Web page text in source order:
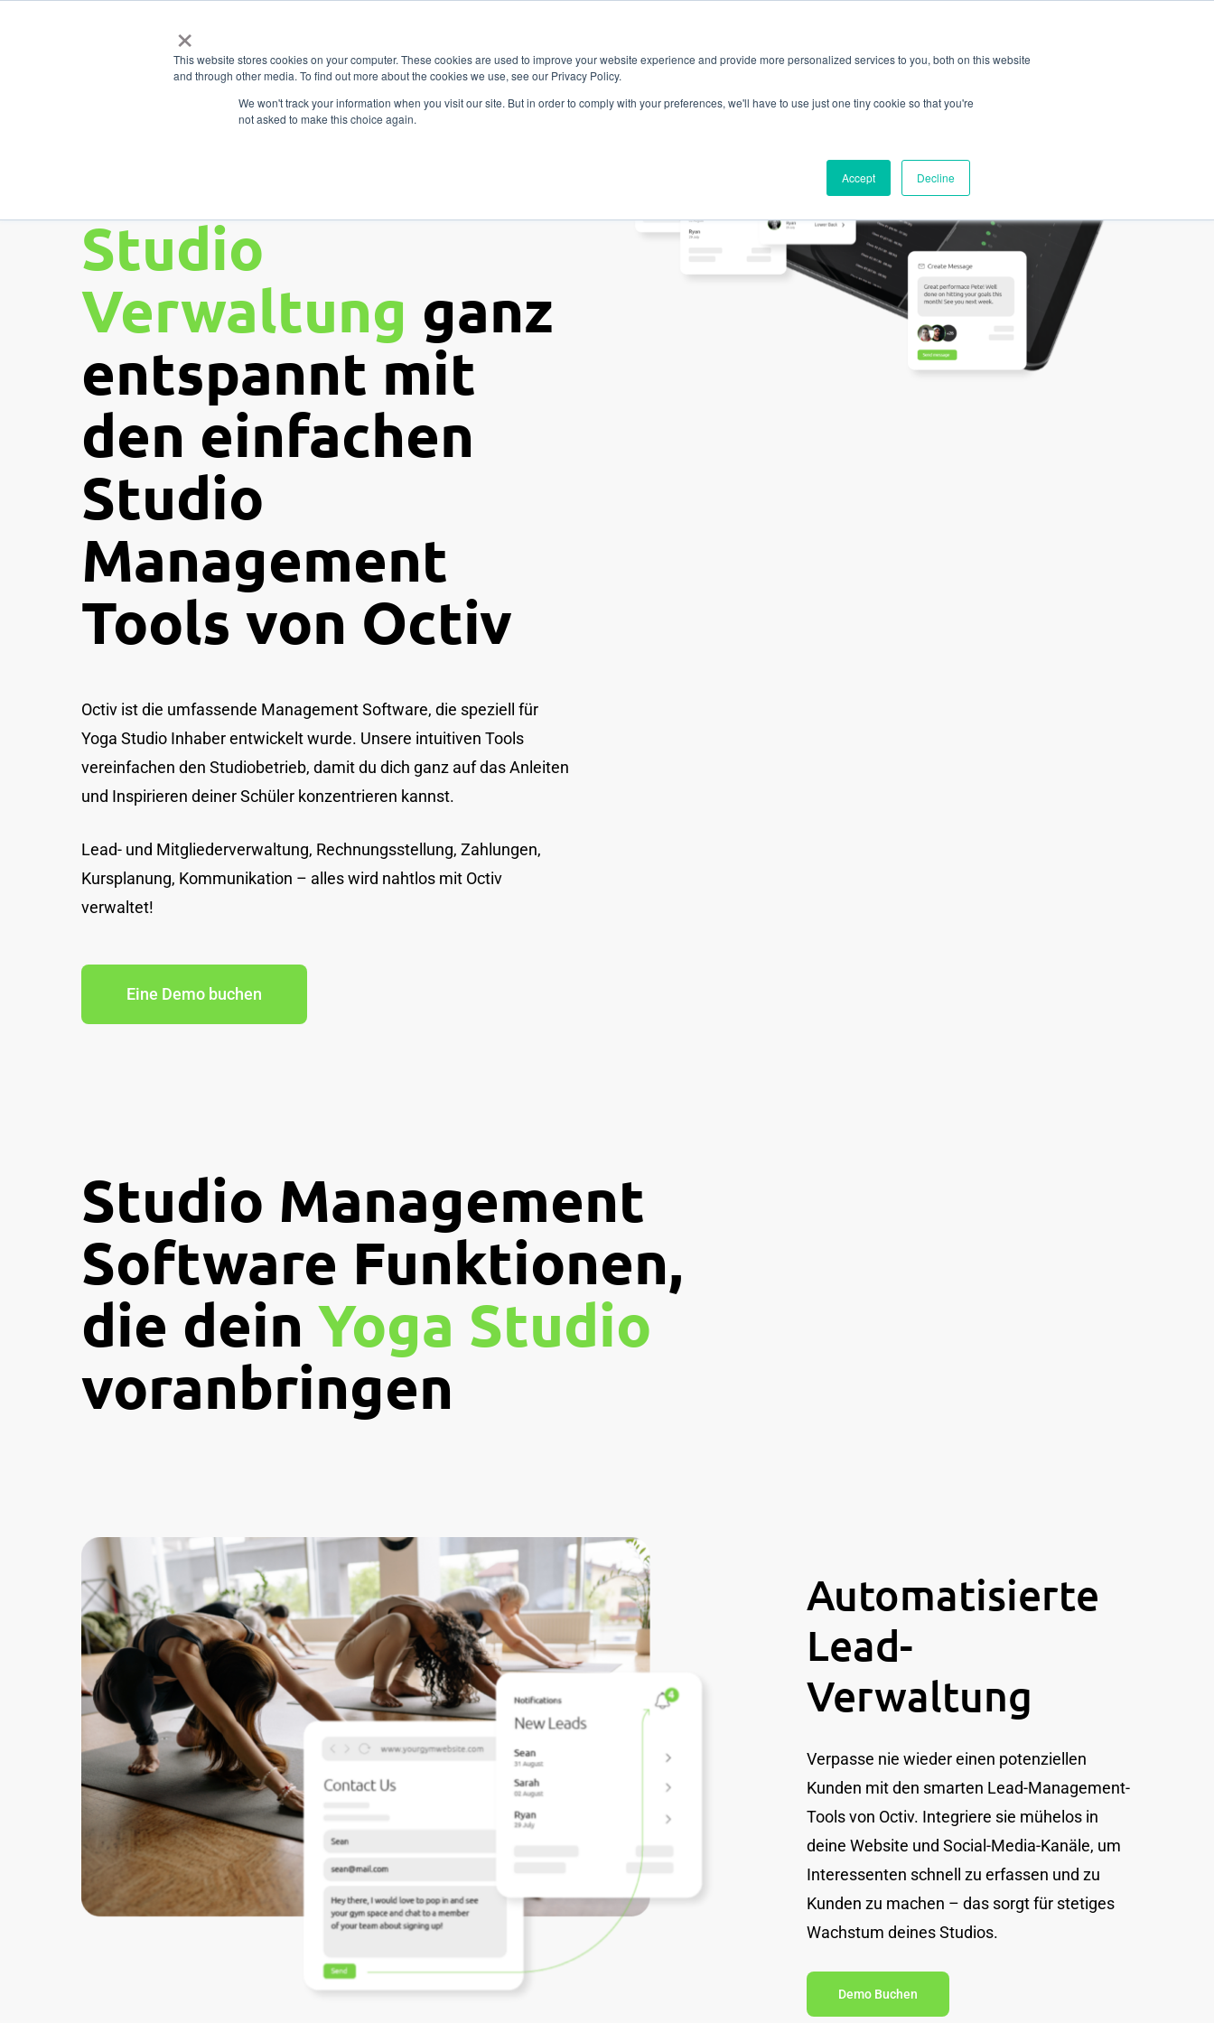
×
This website stores cookies on your computer. These cookies are used to improve your website experience and provide more personalized services to you, both on this website
and through other media. To find out more about the cookies we use, see our Privacy Policy.
We won't track your information when you visit our site. But in order to comply with your preferences, we'll have to use just one tiny cookie so that you're
not asked to make this choice again.
Accept Decline
Fitness
Studio
Verwaltung ganz
entspannt mit
den einfachen
Studio
Management
Tools von Octiv
Octiv ist die umfassende Management Software, die speziell für
Yoga Studio Inhaber entwickelt wurde. Unsere intuitiven Tools
vereinfachen den Studiobetrieb, damit du dich ganz auf das Anleiten
und Inspirieren deiner Schüler konzentrieren kannst.
Lead- und Mitgliederverwaltung, Rechnungsstellung, Zahlungen,
Kursplanung, Kommunikation – alles wird nahtlos mit Octiv
verwaltet!
Eine Demo buchen
Studio Management
Software Funktionen,
die dein Yoga Studio
voranbringen
Automatisierte
Lead-
Verwaltung
Verpasse nie wieder einen potenziellen
Kunden mit den smarten Lead-Management-
Tools von Octiv. Integriere sie mühelos in
deine Website und Social-Media-Kanäle, um
Interessenten schnell zu erfassen und zu
Kunden zu machen – das sorgt für stetiges
Wachstum deines Studios.
Demo Buchen